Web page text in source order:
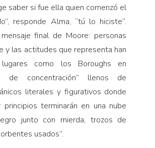
saber si fue ella quien comenzó el
responde Alma, “tú lo hiciste”.
final de Moore: personas
y las actitudes que representa han
lugares como los Boroughs en
de concentración” llenos de
literales y figurativos donde
principios terminarán en una nube
junto con mierda, trozos de
usados”.